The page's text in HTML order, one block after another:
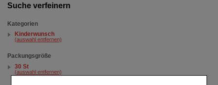
Suche verfeinern
Kategorien
Kinderwunsch
(auswahl entfernen)
Packungsgröße
30 St
(auswahl entfernen)